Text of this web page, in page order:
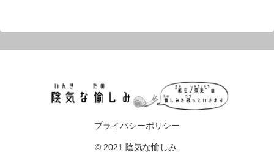
プライバシーポリシー
© 2021 陰気な愉しみ.